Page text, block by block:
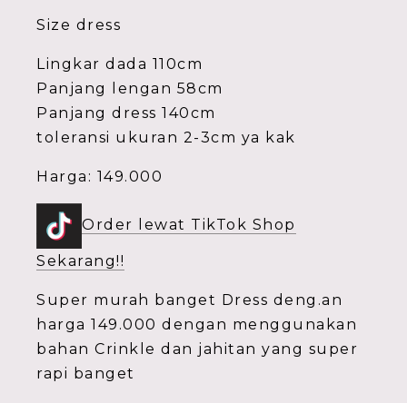
Size dress
Lingkar dada 110cm
Panjang lengan 58cm
Panjang dress 140cm
toleransi ukuran 2-3cm ya kak
Harga: 149.000
Order lewat TikTok Shop
Sekarang!!
Super murah banget Dress deng.an
harga 149.000 dengan menggunakan
bahan Crinkle dan jahitan yang super
rapi banget